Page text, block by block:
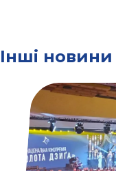
Інші новини